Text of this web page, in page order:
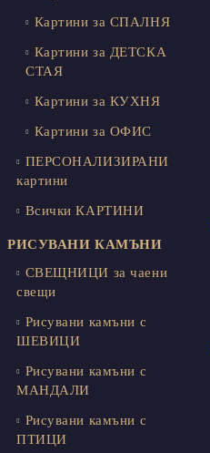
Картини за СПАЛНЯ
Картини за ДЕТСКА
СТАЯ
Картини за КУХНЯ
Картини за ОФИС
ПЕРСОНАЛИЗИРАНИ
картини
Всички КАРТИНИ
РИСУВАНИ КАМЪНИ
СВЕЩНИЦИ за чаени
свещи
Рисувани камъни с
ШЕВИЦИ
Рисувани камъни с
МАНДАЛИ
Рисувани камъни с
ПТИЦИ